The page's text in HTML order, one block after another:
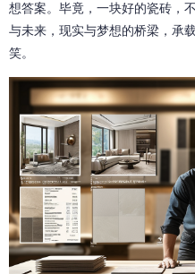
想答案。毕竟，一块好的瓷砖，
与未来，现实与梦想的桥梁，承
笑。